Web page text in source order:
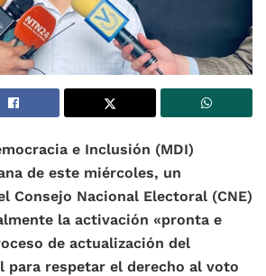
e Inclusión (MDI)
de este miércoles, un
Consejo Nacional Electoral (CNE)
la activación «pronta e
de actualización del
para respetar el derecho al voto